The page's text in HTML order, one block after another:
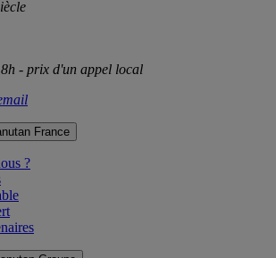
- prix d'un appel local
France
?